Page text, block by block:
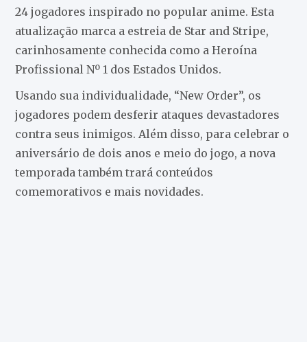
24 jogadores inspirado no popular anime. Esta
atualização marca a estreia de Star and Stripe,
carinhosamente conhecida como a Heroína
Profissional Nº 1 dos Estados Unidos.
Usando sua individualidade, “New Order”, os
jogadores podem desferir ataques devastadores
contra seus inimigos. Além disso, para celebrar o
aniversário de dois anos e meio do jogo, a nova
temporada também trará conteúdos
comemorativos e mais novidades.